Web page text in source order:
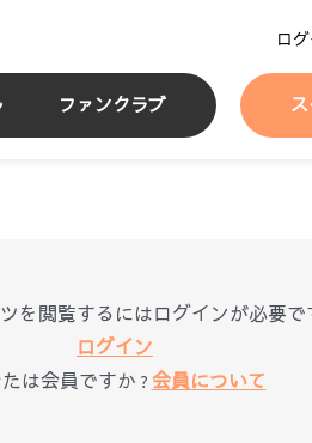
ロ
ファンクラブ
を閲覧するにはログインが必要で
ログイン
は会員ですか ? 会員について